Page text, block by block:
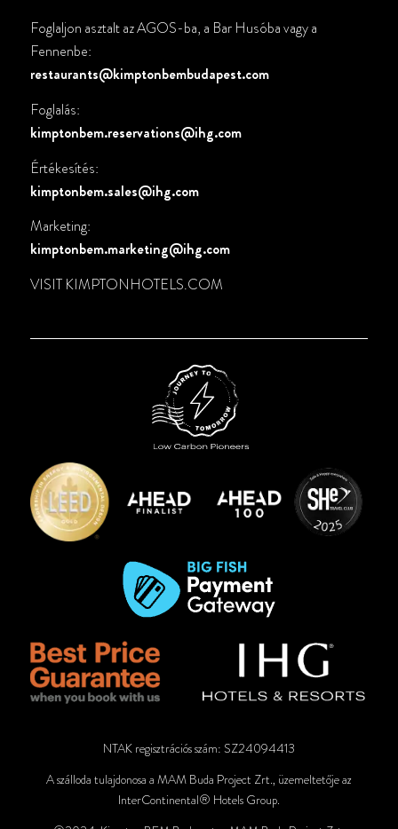
Foglaljon asztalt az AGOS-ba, a Bar Husóba vagy a
Fennenbe:
restaurants@kimptonbembudapest.com
Foglalás:
kimptonbem.reservations@ihg.com
Értékesítés:
kimptonbem.sales@ihg.com
Marketing:
kimptonbem.marketing@ihg.com
VISIT KIMPTONHOTELS.COM
NTAK regisztrációs szám: SZ24094413
A szálloda tulajdonosa a MAM Buda Project Zrt., üzemeltetője az
InterContinental® Hotels Group.